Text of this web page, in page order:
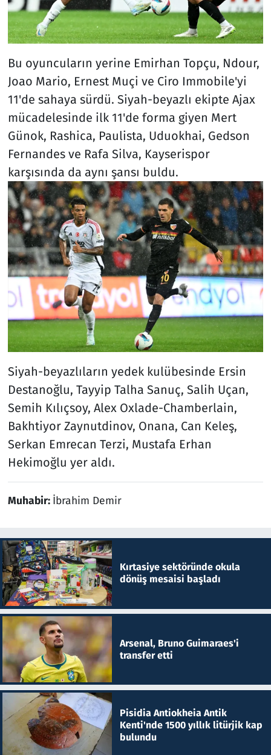
Bu oyuncuların yerine Emirhan Topçu, Ndour,
Joao Mario, Ernest Muçi ve Ciro Immobile'yi
11'de sahaya sürdü. Siyah-beyazlı ekipte Ajax
mücadelesinde ilk 11'de forma giyen Mert
Günok, Rashica, Paulista, Uduokhai, Gedson
Fernandes ve Rafa Silva, Kayserispor
karşısında da aynı şansı buldu.
Siyah-beyazlıların yedek kulübesinde Ersin
Destanoğlu, Tayyip Talha Sanuç, Salih Uçan,
Semih Kılıçsoy, Alex Oxlade-Chamberlain,
Bakhtiyor Zaynutdinov, Onana, Can Keleş,
Serkan Emrecan Terzi, Mustafa Erhan
Hekimoğlu yer aldı.
Muhabir: İbrahim Demir
Kırtasiye sektöründe okula
dönüş mesaisi başladı
Arsenal, Bruno Guimaraes'i
transfer etti
Pisidia Antiokheia Antik
Kenti'nde 1500 yıllık litürjik kap
bulundu